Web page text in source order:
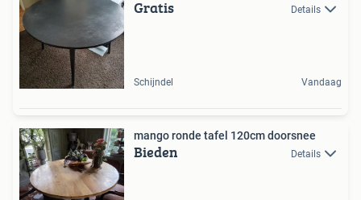
Gratis Details
Schijndel Vandaag
mango ronde tafel 120cm doorsnee
Bieden Details